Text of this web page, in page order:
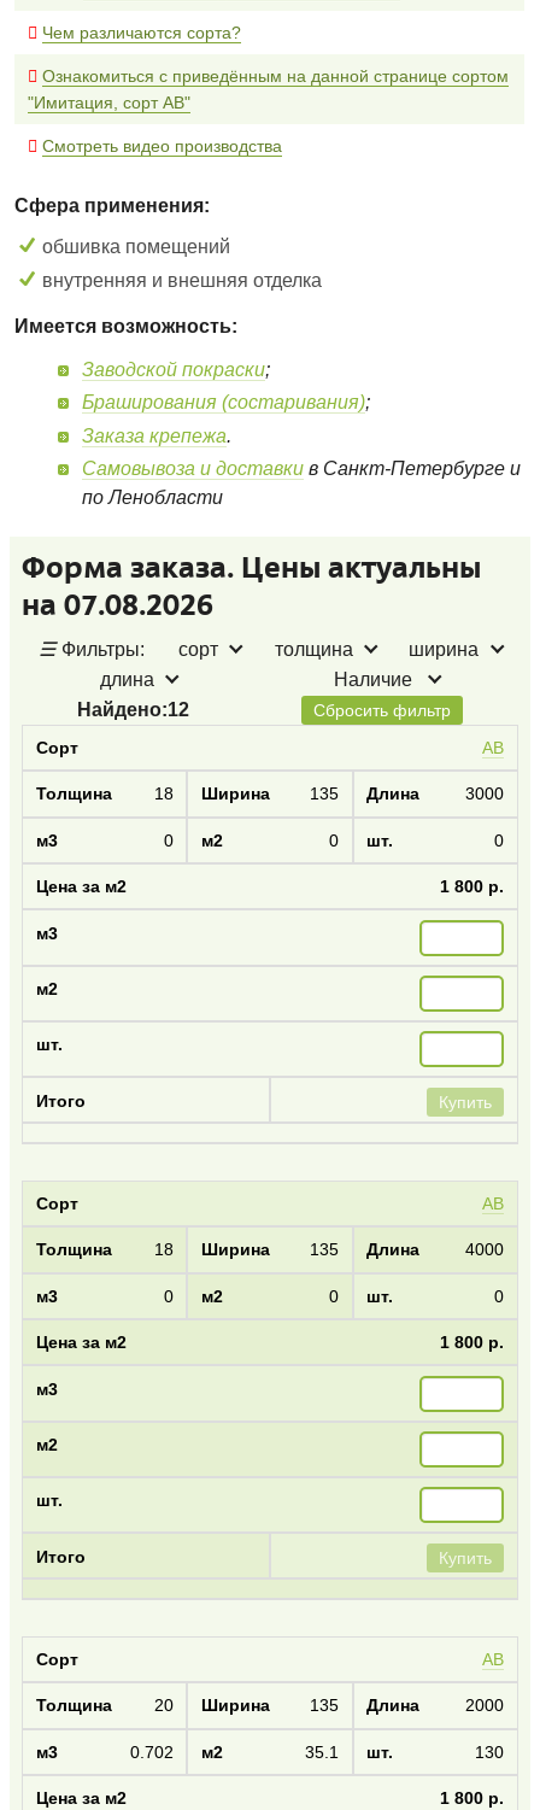
Чем различаются сорта?
Ознакомиться с приведённым на данной странице сортом
"Имитация, сорт AB"
Смотреть видео производства
Сфера применения:
обшивка помещений
внутренняя и внешняя отделка
Имеется возможность:
Заводской покраски;
Браширования (состаривания);
Заказа крепежа.
Самовывоза и доставки в Санкт-Петербурге и
по Ленобласти
Форма заказа. Цены актуальны
на 07.08.2026
☰ Фильтры: сорт толщина
ширина
длина
Наличие
Найдено:12
Сбросить фильтр
AB
18 135 3000
0 0 0
1 800 р.
Купить
AB
18 135 4000
0 0 0
1 800 р.
Купить
AB
20 135 2000
0.702 35.1 130
1 800 р.